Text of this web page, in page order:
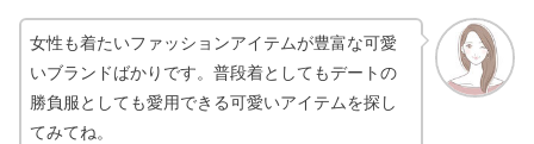
ッションブランド11選
女性も着たいファッションアイテムが豊富な可愛
いブランドばかりです。普段着としてもデートの
勝負服としても愛用できる可愛いアイテムを探し
てみてね。